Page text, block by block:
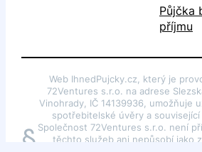
Půjčka
příjmu
§
Web IhnedPujcky.cz, který je
72Ventures s.r.o. na adrese
Vinohrady, IČ 14139936, umožňuje
spotřebitelské úvěry a
Společnost 72Ventures s.r.o. není
těchto služeb ani nepůsobí jako